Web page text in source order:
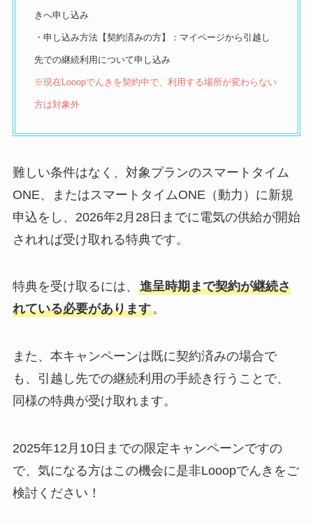
きへ申し込み
・申し込み方法【契約済みの方】：マイページから引越し
先での継続利用について申し込み
※現在Looopでんきを契約中で、利用する場所が変わらない
方は対象外
難しい条件はなく、対象プランのスマートタイム
ONE、またはスマートタイムONE（動力）に新規
申込をし、2026年2月28日までに電気の供給が開始
されれば受け取れる特典です。
特典を受け取るには、 進呈時期まで契約が継続さ
れている必要があります。
また、本キャンペーンは既に契約済みの場合で
も、引越し先での継続利用の手続き行うことで、
同様の特典が受け取れます。
2025年12月10日までの限定キャンペーンですの
で、気になる方はこの機会に是非Looopでんきをご
検討ください！